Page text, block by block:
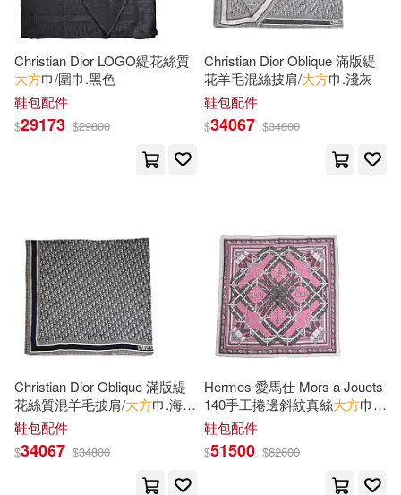
Team. StoryG(4) ţѩͮ(4)
チェリーズ(4)
ファンタジア文庫編輯部(4)
劉必榮(4)
大平信孝(4)
孫尚（編）(4) 孫萌(4)
安若水(4) 宣化上人(4)
寧澤璞，蔡鐵如（主編）(4)
學苑出版社(17)
北京師範大學出版社(16)
中國鐵道出版社(15)
北京科學技術出版社(15)
吉林出版集團有限責任公司(15)
商務印書館(15)
Christian Dior LOGO緹花絲質
大方巾/圍巾.黑色
鞋包配件
$29173 $29800
Christian Dior Oblique 滿版緹
花羊毛混絲披肩/大方巾.淺灰
鞋包配件
$34067 $34800
Christian Dior Oblique 滿版緹
花絲質混羊毛披肩/大方巾.海軍
藍
鞋包配件
$34067 $34800
Hermes 愛馬仕 Mors a Jouets
140手工捲邊斜紋真絲大方巾/
披肩- 玫瑰色 / 白色 / 大象灰
鞋包配件
$51500 $62600